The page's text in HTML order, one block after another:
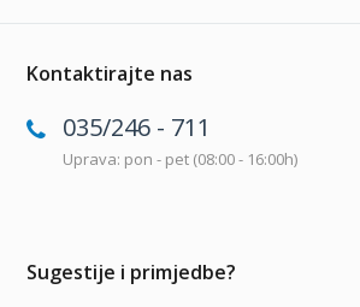
Kontaktirajte nas
035/246 - 711
Uprava: pon - pet (08:00 - 16:00h)
Sugestije i primjedbe?